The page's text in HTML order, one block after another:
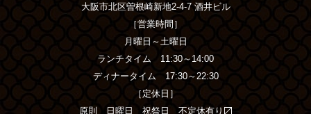
大阪市北区曽根崎新地2-4-7 酒井ビル
［営業時間］
月曜日～土曜日
ランチタイム 11:30～14:00
ディナータイム 17:30～22:30
［定休日］
原則 日曜日 祝祭日 不定休有り〼